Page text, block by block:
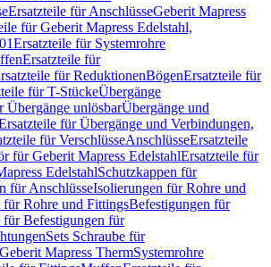
Ersatzteile für AnschlüsseGeberit Mapress
für Geberit Mapress Edelstahl,
Ersatzteile für Systemrohre
Ersatzteile für
für ReduktionenBögenErsatzteile für
für T-StückeÜbergänge
Übergänge unlösbarÜbergänge und
für Übergänge und Verbindungen,
für VerschlüsseAnschlüsseErsatzteile
für Geberit Mapress EdelstahlErsatzteile für
EdelstahlSchutzkappen für
für AnschlüsseIsolierungen für Rohre und
Rohre und FittingsBefestigungen für
für Befestigungen für
Sets Schraube für
Geberit Mapress ThermSystemrohre